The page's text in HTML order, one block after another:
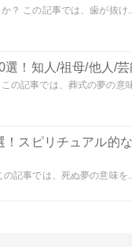
？ この記事では、歯が抜け
選！知人/祖母/他人/
の記事では、葬式の夢の意
！スピリチュアル的
記事では、死ぬ夢の意味を